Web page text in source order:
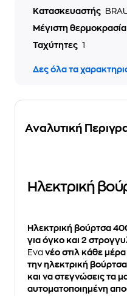
Κατασκευαστής
Μέγιστη θερμοκρασία
Ταχύτητες 1
Δες όλα τα
Αναλυτική
Ηλεκτρική
Ηλεκτρική βούρτσα
για όγκο και 2
Ένα νέο στιλ κάθε
την ηλεκτρική
και να στεγνώσεις τα
αυτοματοποιημένη